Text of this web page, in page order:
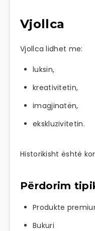
Vjollca
Vjollca lidhet me:
luksin,
kreativitetin,
imagjinatën,
ekskluzivitetin.
Historikisht është
Përdorim
Produkte
Bukuri